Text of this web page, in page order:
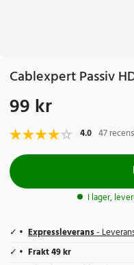
Cablexpert Passiv
Pris: 99 kr
99 kr
4.0 47
I lager,
Expressleverans-
Frakt 49 kr